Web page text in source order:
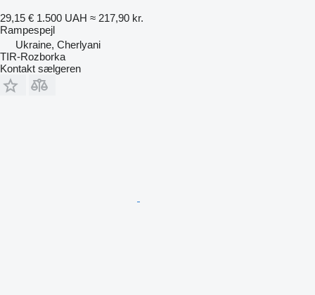
29,15 € 1.500 UAH ≈ 217,90 kr.
Rampespejl
Ukraine, Cherlyani
TIR-Rozborka
Kontakt sælgeren